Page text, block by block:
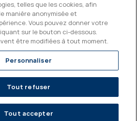
telles que les cookies, afin
manière anonymisée et
Vous pouvez donner votre
sur le bouton ci-dessous.
être modifiées à tout moment.
Personnaliser
Tout refuser
Tout accepter